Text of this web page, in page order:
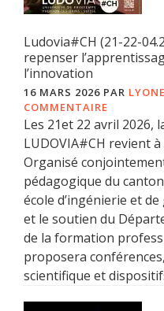
Ludovia#CH (21-22-
repenser
l’innovation
16 MARS 2026 PAR
COMMENTAIRE
Les 21et 22 avril 2026,
LUDOVIA#CH revient
Organisé
pédagogique du
école d’ingénierie et
et le soutien du
de la formation
proposera
scientifique et